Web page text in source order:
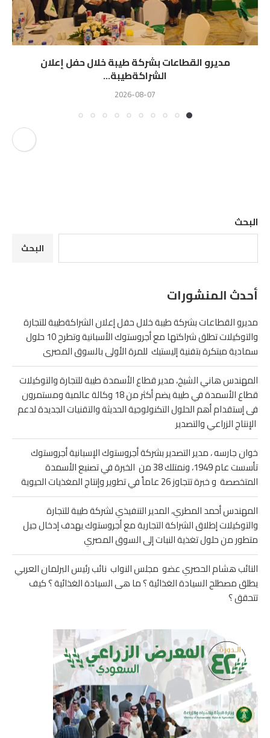
مديرو القطاعات بشركة طيبة خلال حفل إعلان
الشراكةطيبة...
2026-08-07
البحث
البحث
أحدث المنشورات
مديرو القطاعات بشركة طيبة خلال حفل إعلان الشراكةطيبة للتجارة
والتوكيلات تطلق شراكتها مع أجروستوك الأسبانية وتطرح 10 حلول
سمادية مبتكرة بتفنية إليستيك للمرة الأولى بالسوق المصرى
المهندس هاني الشيخ، مدير قطاع الأسمدة طيبة للتجارة والتوكيلات
قطاع الأسمدة في طيبة يضم أكثر من 18 وكالة عالمية ومستمرون
فى إستقدام أهم الحلول التكنولوجية الحديثة والتقنيات الجديدة لدعم
الإنتاج الزراعي والتصدير
خوان جارسه ، مدير التصدير بشركة أجروستوك الإسبانية أجروستوك
تأسست عام 1949، ونمتلك 38 من الخبرة في تصنيع الأسمدة
المتخصصة و خبرة تتجاوز 26 عاماً في تطوير وإنتاج المغذيات الحيوية
المهندس أحمد المطري، المدير التنفيذي لشركة طيبة للتجارة
والتوكيلات إطلاق الشراكة التجارية مع أجروستوك يهدف إدخال جيل
متطور من حلول تغذية النبات إلى السوق المصري
النائب هشام الحصري عضو مجلس النواب نائب رئيس البرلمان العربي
يطلق مصطلح السيادة الغذائية ؟ ما هى السيادة الغذائية ؟ كيف
تتحقق ؟